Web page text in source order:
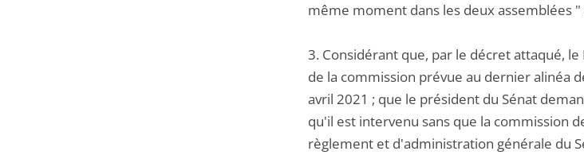
même moment dans les deux assemblées "
3. Considérant que, par le décret attaqué,
de la commission prévue au dernier alinéa
avril 2021 ; que le président du Sénat
qu'il est intervenu sans que la commission
règlement et d'administration générale du